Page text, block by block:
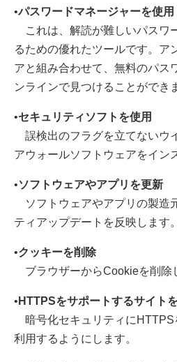
•パスワードマネージャーを使用
これは、解読が難しいパスワ
るための優れたツールです。ア
アと組み合わせて、無料のパス
ンラインで見つけることができ
•セキュリティソフトを使用
誤検出のフラグを立てないウ
アウォールソフトウェアをイン
•ソフトウェアやアプリを更新
ソフトウェアやアプリの製造
ティアップデートを反映します。
•クッキーを削除
ブラウザーからCookieを削除
• HTTPSをサポートするサイト
暗号化セキュリティにHTTPS
利用するようにします。